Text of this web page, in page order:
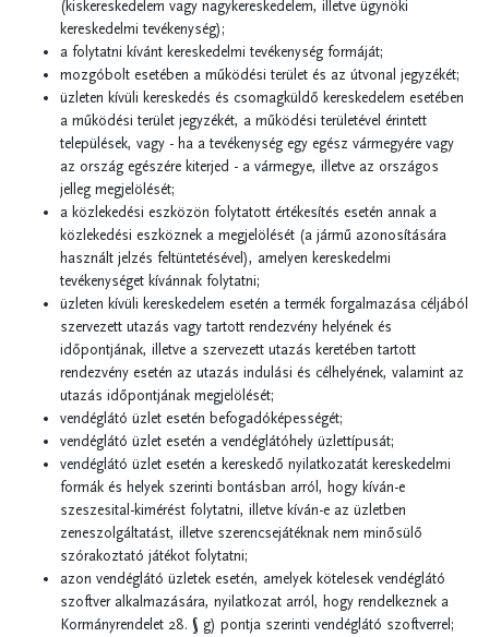
(kiskereskedelem vagy nagykereskedelem, illetve ügynöki
kereskedelmi tevékenység);
a folytatni kívánt kereskedelmi tevékenység formáját;
mozgóbolt esetében a működési terület és az útvonal jegyzékét;
üzleten kívüli kereskedés és csomagküldő kereskedelem esetében
a működési terület jegyzékét, a működési területével érintett
települések, vagy - ha a tevékenység egy egész vármegyére vagy
az ország egészére kiterjed - a vármegye, illetve az országos
jelleg megjelölését;
a közlekedési eszközön folytatott értékesítés esetén annak a
közlekedési eszköznek a megjelölését (a jármű azonosítására
használt jelzés feltüntetésével), amelyen kereskedelmi
tevékenységet kívánnak folytatni;
üzleten kívüli kereskedelem esetén a termék forgalmazása céljából
szervezett utazás vagy tartott rendezvény helyének és
időpontjának, illetve a szervezett utazás keretében tartott
rendezvény esetén az utazás indulási és célhelyének, valamint az
utazás időpontjának megjelölését;
vendéglátó üzlet esetén befogadóképességét;
vendéglátó üzlet esetén a vendéglátóhely üzlettípusát;
vendéglátó üzlet esetén a kereskedő nyilatkozatát kereskedelmi
formák és helyek szerinti bontásban arról, hogy kíván-e
szeszesital-kimérést folytatni, illetve kíván-e az üzletben
zeneszolgáltatást, illetve szerencsejátéknak nem minősülő
szórakoztató játékot folytatni;
azon vendéglátó üzletek esetén, amelyek kötelesek vendéglátó
szoftver alkalmazására, nyilatkozat arról, hogy rendelkeznek a
Kormányrendelet 28. § g) pontja szerinti vendéglátó szoftverrel;